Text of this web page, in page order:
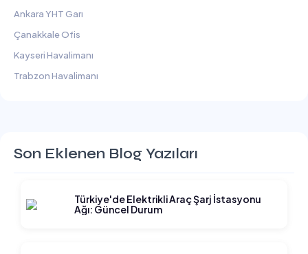
Ankara YHT Garı
Çanakkale Ofis
Kayseri Havalimanı
Trabzon Havalimanı
Son Eklenen Blog Yazıları
Türkiye'de Elektrikli Araç Şarj İstasyonu
Ağı: Güncel Durum